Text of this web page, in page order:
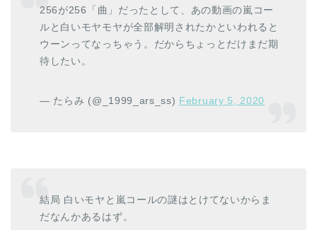
256が256「曲」だったとして、あの動画の嵐コー
ルと白いモヤモヤが全部解明されたかといわれると
ウーンってなっちゃう。だからちょっとだけまだ期
待したい。
— たらみ (@_1999_ars_ss) February 5, 2020
結局 白いモヤと嵐コールの謎はとけてないからま
だなんかあるはず。